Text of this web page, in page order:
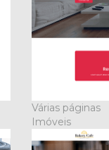
Várias páginas
Imóveis